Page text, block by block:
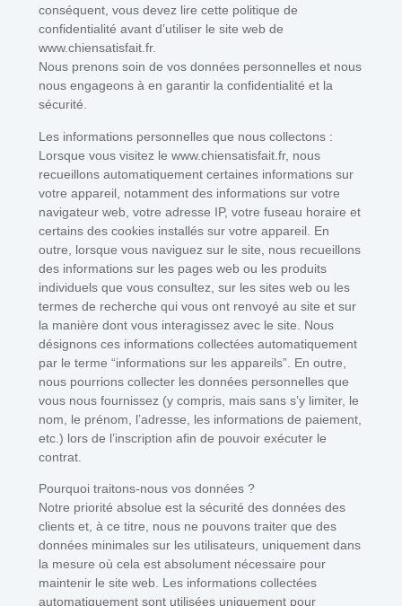
conséquent, vous devez lire cette politique de
confidentialité avant d’utiliser le site web de
www.chiensatisfait.fr.
Nous prenons soin de vos données personnelles et nous
nous engageons à en garantir la confidentialité et la
sécurité.
Les informations personnelles que nous collectons :
Lorsque vous visitez le www.chiensatisfait.fr, nous
recueillons automatiquement certaines informations sur
votre appareil, notamment des informations sur votre
navigateur web, votre adresse IP, votre fuseau horaire et
certains des cookies installés sur votre appareil. En
outre, lorsque vous naviguez sur le site, nous recueillons
des informations sur les pages web ou les produits
individuels que vous consultez, sur les sites web ou les
termes de recherche qui vous ont renvoyé au site et sur
la manière dont vous interagissez avec le site. Nous
désignons ces informations collectées automatiquement
par le terme “informations sur les appareils”. En outre,
nous pourrions collecter les données personnelles que
vous nous fournissez (y compris, mais sans s’y limiter, le
nom, le prénom, l’adresse, les informations de paiement,
etc.) lors de l’inscription afin de pouvoir exécuter le
contrat.
Pourquoi traitons-nous vos données ?
Notre priorité absolue est la sécurité des données des
clients et, à ce titre, nous ne pouvons traiter que des
données minimales sur les utilisateurs, uniquement dans
la mesure où cela est absolument nécessaire pour
maintenir le site web. Les informations collectées
automatiquement sont utilisées uniquement pour